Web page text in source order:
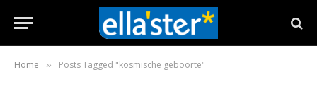
Home » Posts Tagged "kosmische geboorte"